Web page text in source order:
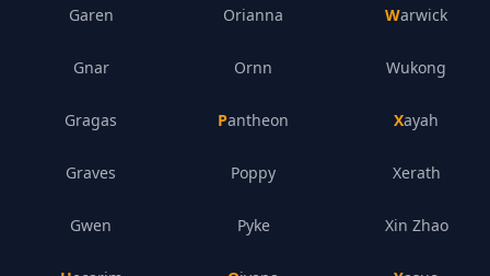
Garen
Gnar
Gragas
Graves
Gwen
Orianna
Ornn
Pantheon
Poppy
Pyke
Warwick
Wukong
Xayah
Xerath
Xin Zhao